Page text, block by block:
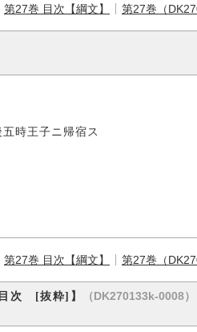
第27巻 目次【綱文】 第27巻（
時王子ニ帰宿ス
第27巻 目次【綱文】 第27巻（
次 [抜粋]】
（DK270133k-0008）